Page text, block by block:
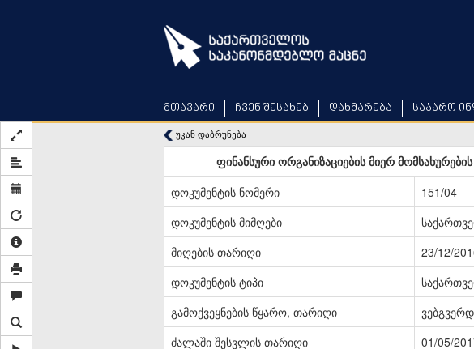
მთავარი ჩვენ შესახებ დახმარება საჯარო
უკან დაბრუნება
ფინანსური ორგანიზაციების მიერ
დოკუმენტის ნომერი
151/04
დოკუმენტის მიმღები
მიღების თარიღი
23/12/
დოკუმენტის ტიპი
გამოქვეყნების წყარო, თარიღი
ძალაში შესვლის თარიღი
01/05/